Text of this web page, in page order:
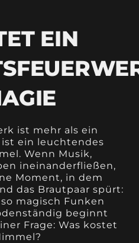
EIN
ist mehr als ein
ein leuchtendes
Wenn Musik,
ineinanderfließen,
Moment, in dem
das Brautpaar spürt:
magisch Funken
beginnt
Frage: Was kostet